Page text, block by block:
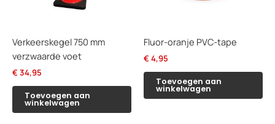
Verkeerskegel 750 mm
verzwaarde voet
€ 34,95
Toevoegen aan
winkelwagen
Fluor-oranje PVC-tape
€ 4,95
Toevoegen aan
winkelwagen